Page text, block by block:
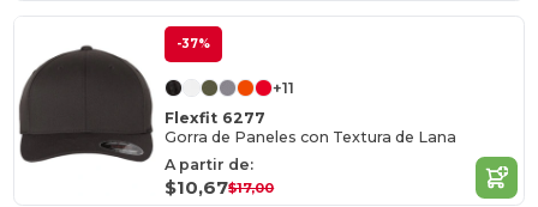
-37%
+11
Flexfit 6277
Gorra de Paneles con Textura de Lana
A partir de:
$10,67$17,00